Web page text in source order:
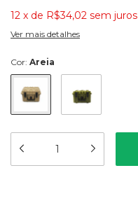
12 x de R$34,02 sem juros
Ver mais detalhes
Cor: Areia